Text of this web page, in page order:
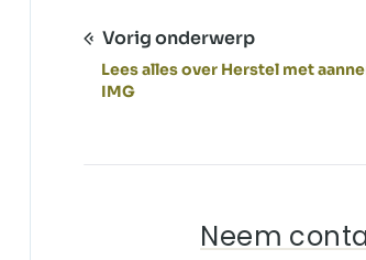
Vorig onderwerp
Lees alles over Herstel met
IMG
Neem